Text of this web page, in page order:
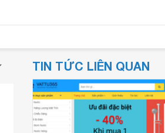
TIN TỨC LIÊN QUAN